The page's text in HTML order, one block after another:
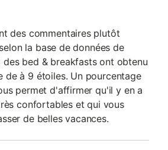
des commentaires plutôt
la base de données de
des bed & breakfasts ont obtenu
de à 9 étoiles. Un pourcentage
permet d'affirmer qu'il y en a
confortables et qui vous
de belles vacances.